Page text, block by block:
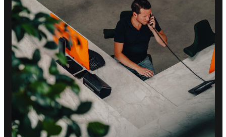
Achteruitrijcamera
Airbag(s) hoofd achter
Airbag(s) hoofd voor
Airbag(s) side voor
Airbag bestuurder
Airbag passagier
Alarmsysteem